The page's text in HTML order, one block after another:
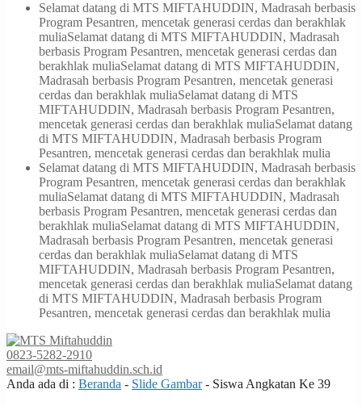
Selamat datang di MTS MIFTAHUDDIN, Madrasah berbasis
Program Pesantren, mencetak generasi cerdas dan berakhlak
muliaSelamat datang di MTS MIFTAHUDDIN, Madrasah
berbasis Program Pesantren, mencetak generasi cerdas dan
berakhlak muliaSelamat datang di MTS MIFTAHUDDIN,
Madrasah berbasis Program Pesantren, mencetak generasi
cerdas dan berakhlak muliaSelamat datang di MTS
MIFTAHUDDIN, Madrasah berbasis Program Pesantren,
mencetak generasi cerdas dan berakhlak muliaSelamat datang
di MTS MIFTAHUDDIN, Madrasah berbasis Program
Pesantren, mencetak generasi cerdas dan berakhlak mulia
Selamat datang di MTS MIFTAHUDDIN, Madrasah berbasis
Program Pesantren, mencetak generasi cerdas dan berakhlak
muliaSelamat datang di MTS MIFTAHUDDIN, Madrasah
berbasis Program Pesantren, mencetak generasi cerdas dan
berakhlak muliaSelamat datang di MTS MIFTAHUDDIN,
Madrasah berbasis Program Pesantren, mencetak generasi
cerdas dan berakhlak muliaSelamat datang di MTS
MIFTAHUDDIN, Madrasah berbasis Program Pesantren,
mencetak generasi cerdas dan berakhlak muliaSelamat datang
di MTS MIFTAHUDDIN, Madrasah berbasis Program
Pesantren, mencetak generasi cerdas dan berakhlak mulia
0823-5282-2910
email@mts-miftahuddin.sch.id
Anda ada di : Beranda - Slide Gambar- Siswa Angkatan Ke 39